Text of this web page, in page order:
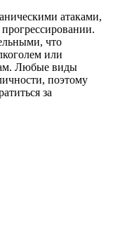
атаками,
что
или
Любые виды
поэтому
за